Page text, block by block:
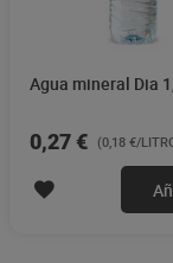
Agua mineral Dia
0,27 € (0,18 €/